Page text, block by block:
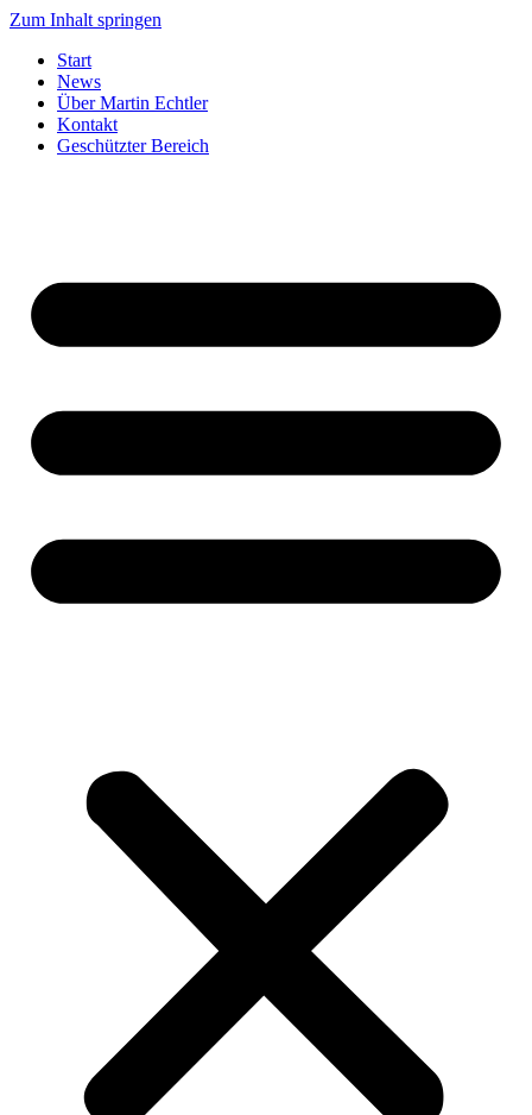
Zum Inhalt springen
Start
News
Über Martin Echtler
Kontakt
Geschützter Bereich